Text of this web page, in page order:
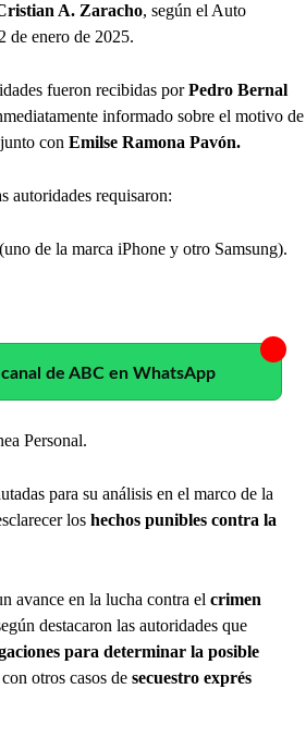
A. Zaracho, según el Auto
de enero de 2025.
fueron recibidas porPedro Bernal
informado sobre el motivo de
con Emilse Ramona Pavón.
autoridades requisaron:
de la marca iPhone y otro Samsung).
de ABC en WhatsApp
Personal.
para su análisis en el marco de la
los hechos punibles contra la
avance en la lucha contra el crimen
destacaron las autoridades que
para determinar la posible
otros casos de secuestro exprés